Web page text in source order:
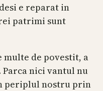
e reparat in
patrimi sunt
de povestit, a
nici vantul nu
periplul nostru prin